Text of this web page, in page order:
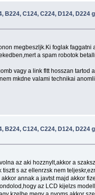
B224, C124, C224, D124, D224
megbeszljk.Ki foglak
a spam robotok
vagy a link fltt hosszan
mkdne valami technikai
B224, C124, C224, D124, D224
az aki hozznylt,akkor a
s az ellenrzsk nem
annak a javtst majd akkor
az LCD kijelzs